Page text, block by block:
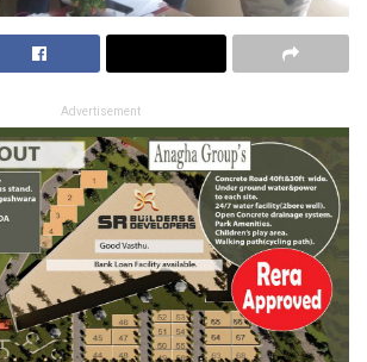
Advertisement